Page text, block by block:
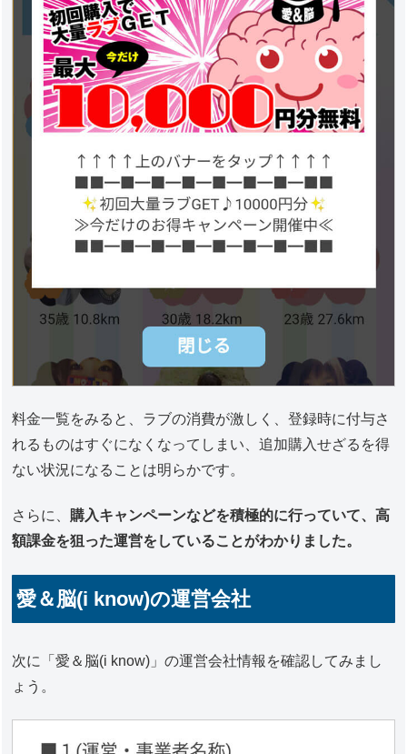
料金一覧をみると、ラブの消費が激しく、登録時に付与さ
れるものはすぐになくなってしまい、追加購入せざるを得
ない状況になることは明らかです。
さらに、 購入キャンペーンなどを積極的に行っていて、高
額課金を狙った運営をしていることがわかりました。
愛＆脳(i know)の運営会社
次に「愛＆脳(i know)」の運営会社情報を確認してみまし
ょう。